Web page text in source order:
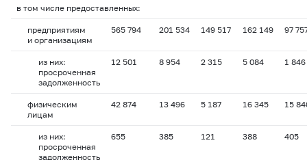
в том числе предоставленных:
предприятиям
и организациям
565 794 201 534 149 517 162 149 97
из них:
просроченная
задолженность
12 501 8 954 2 315 5 084 1 846
физическим
лицам
42 874 13 496 5 187 16 345 15
из них:
просроченная
задолженность
655 385 121 388 405